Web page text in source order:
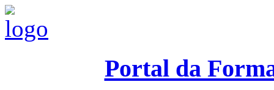
Portal da